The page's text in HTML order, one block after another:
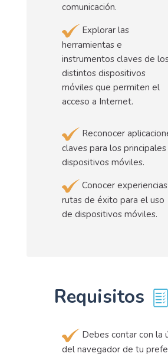
comunicación.
Explorar las
herramientas e
instrumentos claves de
distintos dispositivos
móviles que permiten el
acceso a Internet.
Reconocer
claves para los principales
dispositivos móviles.
Conocer
rutas de éxito para el uso
de dispositivos móviles.
Requisitos
Debes contar con la
del navegador de tu